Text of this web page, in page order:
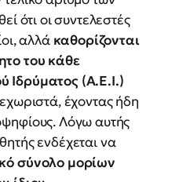
ότι οι συντελεστές
αλλά καθορίζονται
του κάθε
Ιδρύματος (Α.Ε.Ι.)
έχοντας ήδη
Λόγω αυτής
ενδέχεται να
σύνολο μορίων